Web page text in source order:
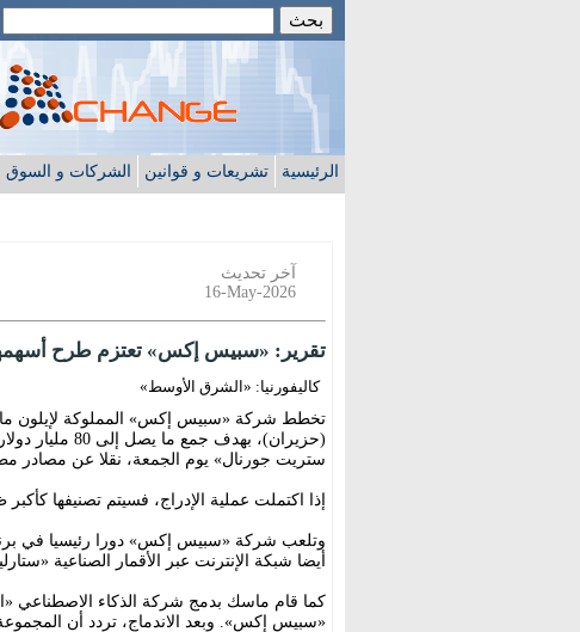
الرئيسية تشريعات و قوانين الشركات و السوق
آخر تحديث
16-May-2026
تقرير: «سبيس إكس» تعتزم طرح أسهمها
كاليفورنيا: «الشرق الأوسط»
(حزيران)،
ستريت جورنال» يوم الجمعة، نقلا عن مصادر
إذا اكتملت عملية الإدراج، فسيتم تصنيفها
وتلعب شركة «سبيس إكس» دورا رئيسيا في
أيضا شبكة الإنترنت عبر الأقمار الصناعية
كما قام ماسك بدمج شركة الذكاء الاصطناعي
«سبيس إكس». وبعد الاندماج، تردد أن المجموعة المدمجة